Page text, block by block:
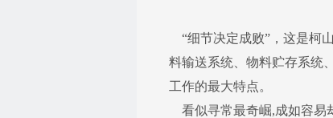
“细节决定成败”，这是柯
料输送系统、物料贮存系统
工作的最大特点。
看似寻常最奇崛,成如容易